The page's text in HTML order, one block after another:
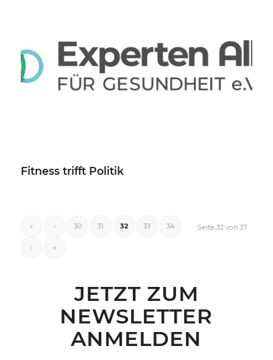
Fitness trifft Politik
Seite 32 von 37
« ‹ 30 31 32 33 34
› »
JETZT ZUM
NEWSLETTER
ANMELDEN